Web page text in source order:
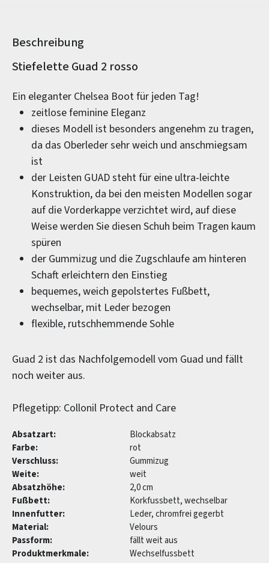
Beschreibung
Produktinformationen
Stiefelette Guad 2 rosso
Ein eleganter Chelsea Boot für jeden Tag!
zeitlose feminine Eleganz
dieses Modell ist besonders angenehm zu tragen,
da das Oberleder sehr weich und anschmiegsam
ist
der Leisten GUAD steht für eine ultra-leichte
Konstruktion, da bei den meisten Modellen sogar
auf die Vorderkappe verzichtet wird, auf diese
Weise werden Sie diesen Schuh beim Tragen kaum
spüren
der Gummizug und die Zugschlaufe am hinteren
Schaft erleichtern den Einstieg
bequemes, weich gepolstertes Fußbett,
wechselbar, mit Leder bezogen
flexible, rutschhemmende Sohle
Guad 2 ist das Nachfolgemodell vom Guad und fällt
noch weiter aus.
Pflegetipp: Collonil Protect and Care
Absatzart:
Blockabsatz
Farbe:
rot
Verschluss:
Gummizug
Weite:
weit
Absatzhöhe:
2,0 cm
Fußbett:
Korkfussbett, wechselbar
Innenfutter:
Leder, chromfrei gegerbt
Material:
Velours
Passform:
fällt weit aus
Produktmerkmale:
Wechselfussbett